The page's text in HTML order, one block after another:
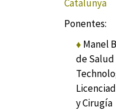
Catalunya
Ponentes:
♦ Manel
de
y Cirugía